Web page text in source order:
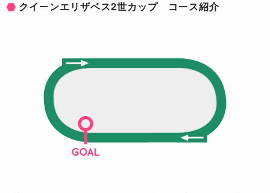
クイーンエリザベス2世カップ コース紹介